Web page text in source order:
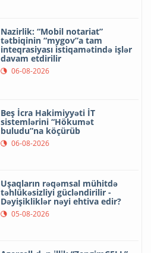
Nazirlik: “Mobil notariat”
tətbiqinin “mygov”a tam
inteqrasiyası istiqamətində işlər
davam etdirilir
06-08-2026
Beş İcra Hakimiyyəti İT
sistemlərini “Hökumət
buludu”na köçürüb
06-08-2026
Uşaqların rəqəmsal mühitdə
təhlükəsizliyi gücləndirilir -
Dəyişikliklər nəyi ehtiva edir?
05-08-2026